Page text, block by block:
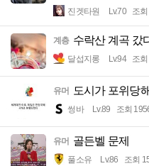
진겟타원 Lv.70 조
계층 수락산 계곡 갔
달섭지롱 Lv.94 조
유머 도시가 포위당
썽바 Lv.89 조회
유머 골든벨 문제
풀소유 Lv.86 조회